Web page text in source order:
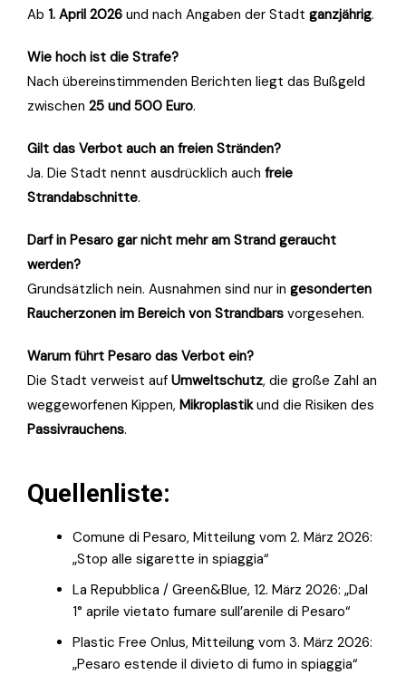
Ab 1. April 2026 und nach Angaben der Stadt ganzjährig.
Wie hoch ist die Strafe?
Nach übereinstimmenden Berichten liegt das Bußgeld
zwischen 25 und 500 Euro.
Gilt das Verbot auch an freien Stränden?
Ja. Die Stadt nennt ausdrücklich auch freie
Strandabschnitte.
Darf in Pesaro gar nicht mehr am Strand geraucht
werden?
Grundsätzlich nein. Ausnahmen sind nur in gesonderten
Raucherzonen im Bereich von Strandbars vorgesehen.
Warum führt Pesaro das Verbot ein?
Die Stadt verweist auf Umweltschutz, die große Zahl an
weggeworfenen Kippen, Mikroplastikund die Risiken des
Passivrauchens.
Quellenliste:
Comune di Pesaro, Mitteilung vom 2. März 2026:
„Stop alle sigarette in spiaggia“
La Repubblica / Green&Blue, 12. März 2026: „Dal
1° aprile vietato fumare sull’arenile di Pesaro“
Plastic Free Onlus, Mitteilung vom 3. März 2026:
„Pesaro estende il divieto di fumo in spiaggia“